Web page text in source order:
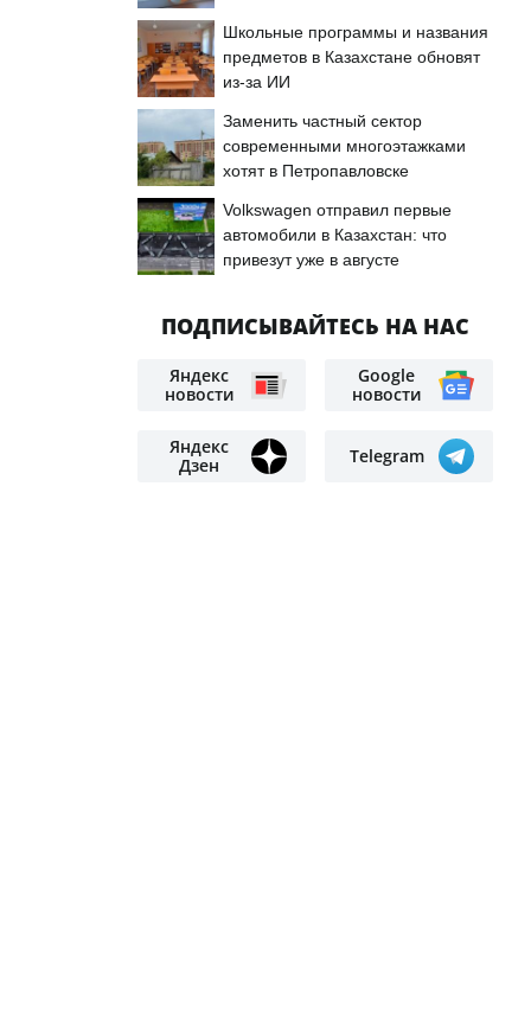
Школьные программы и названия
предметов в Казахстане обновят
из-за ИИ
Заменить частный сектор
современными многоэтажками
хотят в Петропавловске
Volkswagen отправил первые
автомобили в Казахстан: что
привезут уже в августе
ПОДПИСЫВАЙТЕСЬ НА НАС
Яндекс
новости
Google
новости
Яндекс
Дзен
Telegram